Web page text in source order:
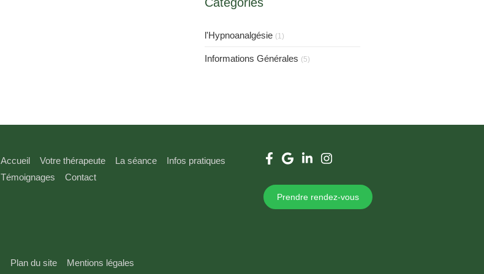
l'Hypnoanalgésie (1)
Informations Générales (5)
Accueil Votre thérapeute La séance
Infos pratiques
Témoignages
Contact
Prendre rendez-vous
Plan du site Mentions légales